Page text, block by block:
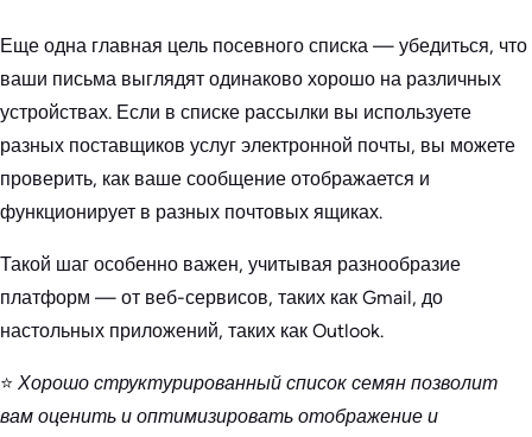
Еще одна главная цель посевного списка — убедиться, что
ваши письма выглядят одинаково хорошо на различных
устройствах. Если в списке рассылки вы используете
разных поставщиков услуг электронной почты, вы можете
проверить, как ваше сообщение отображается и
функционирует в разных почтовых ящиках.
Такой шаг особенно важен, учитывая разнообразие
платформ — от веб-сервисов, таких как Gmail, до
настольных приложений, таких как Outlook.
⭐ Хорошо структурированный список семян позволит
вам оценить и оптимизировать отображение и